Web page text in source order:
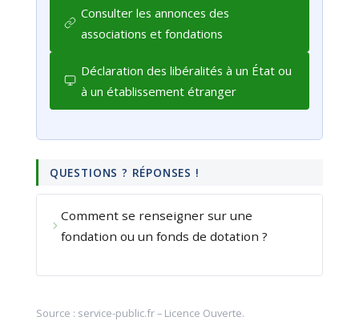
Consulter les annonces des
associations et fondations
Déclaration des libéralités à un État ou
à un établissement étranger
QUESTIONS ? RÉPONSES !
Comment se renseigner sur une
fondation ou un fonds de dotation ?
Source : service-public.fr– Licence Ouverte.